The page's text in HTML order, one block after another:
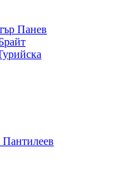
Панев
Пантилеев